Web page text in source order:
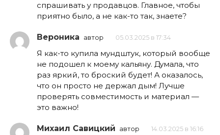
спрашивать у продавцов. Главное, чтобы
приятно было, а не как-то так, знаете?
Вероника автор 05.03.2025 в 17:34
Я как-то купила мундштук, который вообще
не подошел к моему кальяну. Думала, что
раз яркий, то броский будет! А оказалось,
что он просто не держал дым! Лучше
проверять совместимость и материал —
это важно!
Михаил Савицкий автор 14.03.2025 в 16:16